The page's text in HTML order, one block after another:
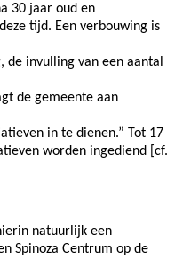
30 jaar oud en
tijd. Een verbouwing is
de invulling van een aantal
de gemeente aan
in te dienen.” Tot 17
worden ingediend [cf.
natuurlijk een
Spinoza Centrum op de